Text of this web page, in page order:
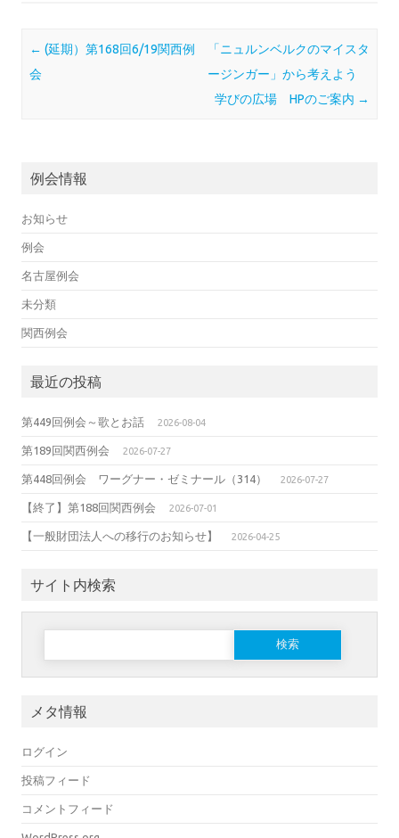
Post navigation
← (延期）第168回6/19関西例
会
「ニュルンベルクのマイスタ
ージンガー」から考えよう
学びの広場 HPのご案内 →
例会情報
お知らせ
例会
名古屋例会
未分類
関西例会
最近の投稿
第449回例会～歌とお話 2026-08-04
第189回関西例会 2026-07-27
第448回例会 ワーグナー・ゼミナール（314） 2026-07-27
【終了】第188回関西例会 2026-07-01
【一般財団法人への移行のお知らせ】 2026-04-25
サイト内検索
検
メタ情報
ログイン
投稿フィード
コメントフィード